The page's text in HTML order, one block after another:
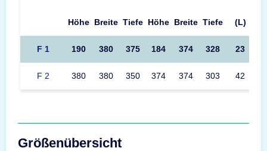
Höhe Breite Tiefe Höhe Breite Tiefe (L)
F 1 190 380 375 184 374 328 23
F 2 380 380 350 374 374 303 42
Größenübersicht